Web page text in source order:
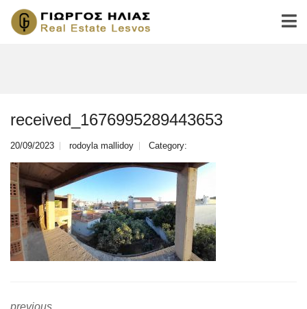
received_1676995289443653
20/09/2023 rodoyla mallidoy Category:
previous